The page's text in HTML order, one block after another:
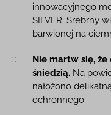
innowacyjnego
SILVER. Srebrny
barwionej na
Nie martw się,
śniedzią.Na
nałożono
ochronnego.